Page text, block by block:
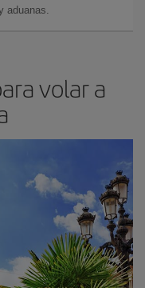
aduanas.
volar a